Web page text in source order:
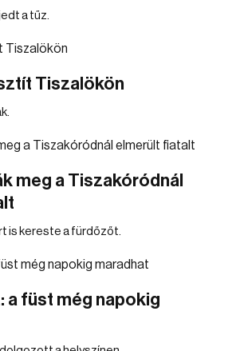
a tűz.
Tiszalökön
meg a Tiszakóródnál
is kereste a fürdőzőt.
a füst még napokig